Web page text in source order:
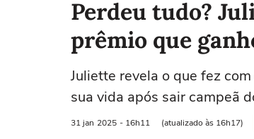
Perdeu tudo?
prêmio que
Juliette revela o que fez
sua vida após sair campeã
31 jan 2025 - 16h11 (atualizado às 16h17)